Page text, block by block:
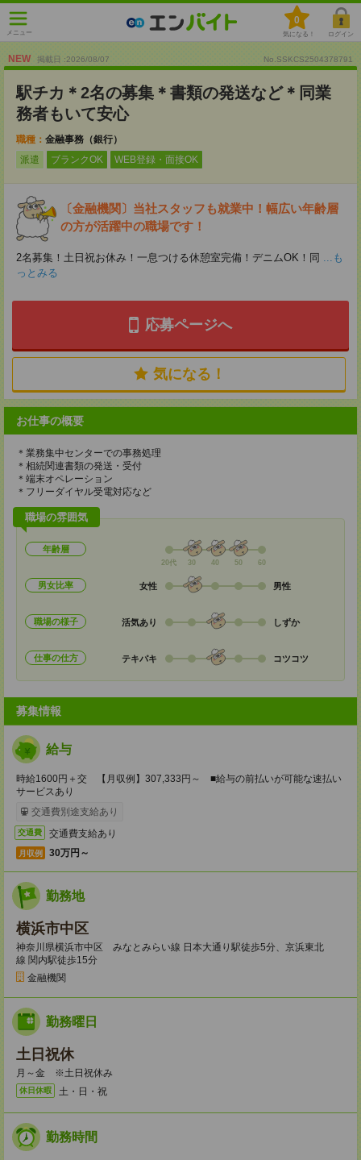
メニュー
0
気になる！ ログイン
NEW 掲載日 :2026/08/07 No.SSKCS2504378791
駅チカ＊2名の募集＊書類の発送など＊同業
務者もいて安心
職種： 金融事務（銀行）
派遣
ブランクOK WEB登録・面接OK
〔金融機関〕当社スタッフも就業中！幅広い年齢層
の方が活躍中の職場です！
2名募集！土日祝お休み！一息つける休憩室完備！デニムOK！同 ...も
っとみる
応募ページへ
気になる！
お仕事の概要
＊業務集中センターでの事務処理
＊相続関連書類の発送・受付
＊端末オペレーション
＊フリーダイヤル受電対応など
職場の雰囲気
年齢層
20代 30 40 50 60
男女比率 女性 男性
職場の様子 活気あり しずか
仕事の仕方 テキパキ コツコツ
募集情報
給与
時給1600円＋交 【月収例】307,333円～ ■給与の前払いが可能な速払い
サービスあり
交通費別途支給あり
交通費 交通費支給あり
月収例 30万円～
勤務地
横浜市中区
神奈川県横浜市中区 みなとみらい線 日本大通り駅徒歩5分、京浜東北
線 関内駅徒歩15分
金融機関
勤務曜日
土日祝休
月～金 ※土日祝休み
休日休暇 土・日・祝
勤務時間